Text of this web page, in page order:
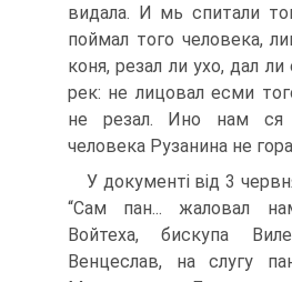
видала. И мь спитали
поймал того человека,
коня, резал ли ухо, дал
рек: не лицовал есми
не резал. Ино нам
человека Рузанина не
У документі від 3
“Сам пан... жаловал
Войтеха, бискупа
Венцеслав, на слугу